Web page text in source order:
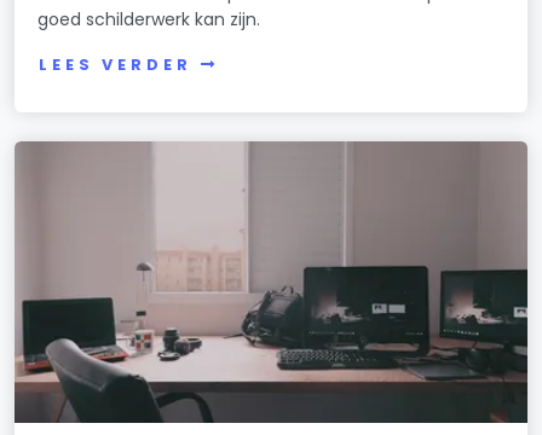
goed schilderwerk kan zijn.
LEES VERDER